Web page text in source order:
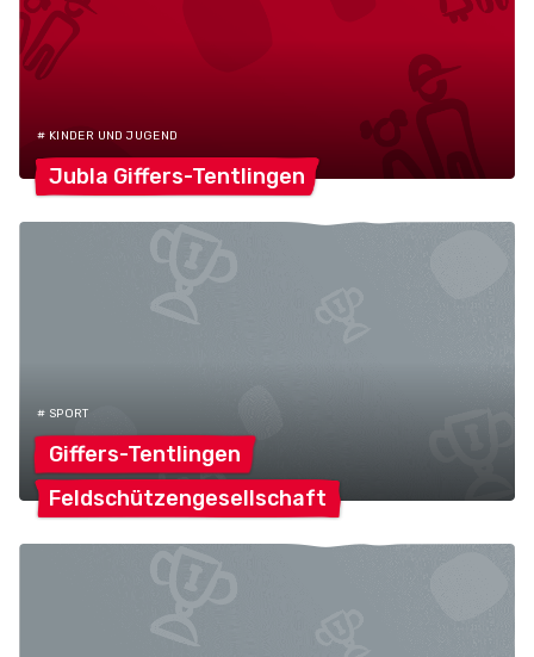
# KINDER UND JUGEND
Jubla Giffers-Tentlingen
# SPORT
Giffers-Tentlingen
Feldschützengesellschaft